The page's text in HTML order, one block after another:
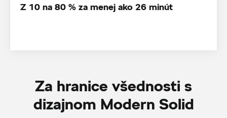
Z 10 na 80 % za menej ako 26 minút
Za hranice všednosti s
dizajnom Modern Solid